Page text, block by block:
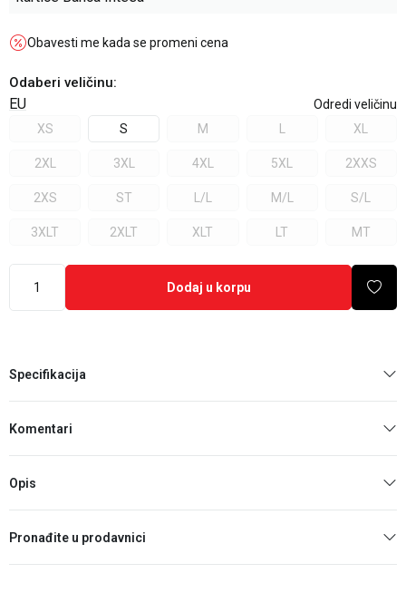
Obavesti me kada se promeni cena
Odaberi veličinu:
EU
Odredi veličinu
XS
S M XL
2XL 3XL 4XL 5XL 2XXS
2XS ST L/L M/L S/L
3XLT 2XLT XLT LT MT
Dodaj u korpu
Specifikacija
Komentari
Opis
Pronađite u prodavnici